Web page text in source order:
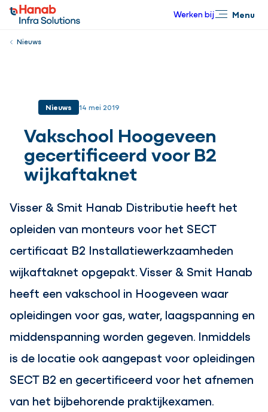
Werken bij Menu
Nieuws
Nieuws 14 mei 2019
Vakschool Hoogeveen
gecertificeerd voor B2
wijkaftaknet
Visser & Smit Hanab Distributie heeft het
opleiden van monteurs voor het SECT
certificaat B2 Installatiewerkzaamheden
wijkaftaknet opgepakt. Visser & Smit Hanab
heeft een vakschool in Hoogeveen waar
opleidingen voor gas, water, laagspanning en
middenspanning worden gegeven. Inmiddels
is de locatie ook aangepast voor opleidingen
SECT B2 en gecertificeerd voor het afnemen
van het bijbehorende praktijkexamen.
Sluiten